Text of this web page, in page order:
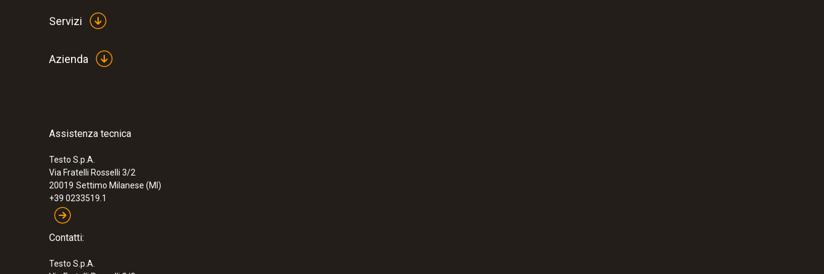
Servizi
Azienda
Assistenza tecnica
Testo S.p.A.
Via Fratelli Rosselli 3/2
20019 Settimo Milanese (MI)
+39 0233519.1
Contatti:
Testo S.p.A.